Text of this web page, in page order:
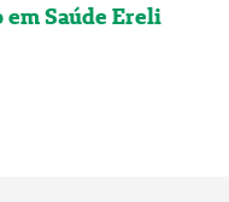
em Saúde Ereli